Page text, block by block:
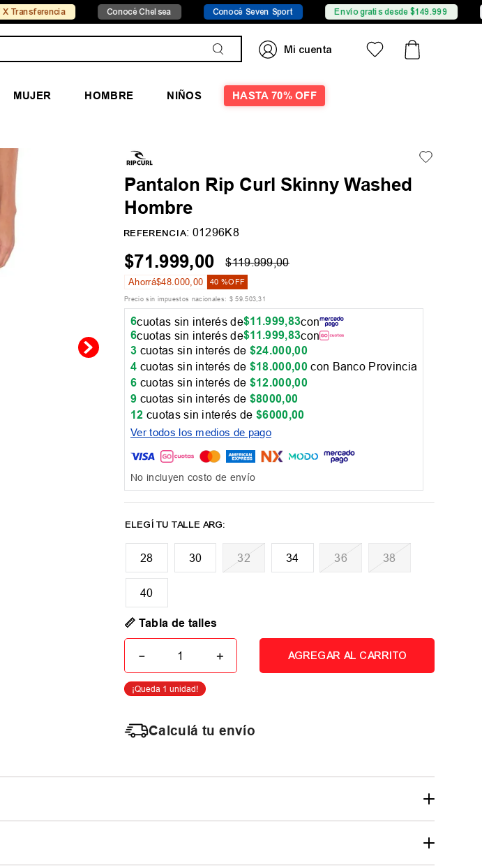
Conocé Chelsea Conocé Seven Sport Envío gratis desde $149.999 Sucursales
MUJER HOMBRE NIÑOS HASTA 70% OFF
Pantalon Rip Curl Skinny Washed
Hombre
REFERENCIA: 01296K8
$71.999,00 $119.999,00
Ahorrá$48.000,00 40 %OFF
Precio sin impuestos nacionales: $ 59.503,31
6cuotas sin interés de$11.999,83con
6cuotas sin interés de$11.999,83con
3 cuotas sin interés de $24.000,00
4 cuotas sin interés de $18.000,00 con Banco Provincia
6 cuotas sin interés de $12.000,00
9 cuotas sin interés de $8000,00
12 cuotas sin interés de$6000,00
Ver todos los medios de pago
No incluyen costo de envío
28 30 32 34 36 38
40
📏 Tabla de talles
＋
－ AGREGAR AL CARRITO
Calculá tu envío